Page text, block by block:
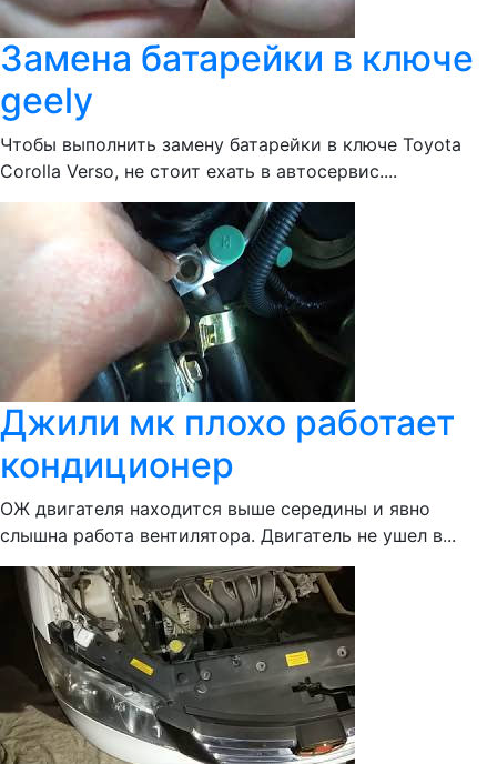
Замена батарейки в ключе
geely
Чтобы выполнить замену батарейки в ключе Toyota
Corolla Verso, не стоит ехать в автосервис....
Джили мк плохо работает
кондиционер
ОЖ двигателя находится выше середины и явно
слышна работа вентилятора. Двигатель не ушел в...